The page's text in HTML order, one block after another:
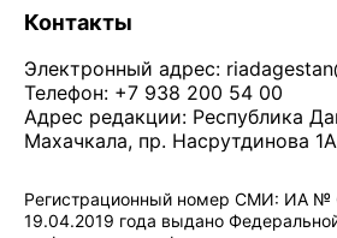
Контакты
Электронный адрес:
Телефон: +7 938 200 54 00
Адрес редакции: Республика
Махачкала, пр. Насрутдинова 1А
Регистрационный номер СМИ: ИА №
19.04.2019 года выдано